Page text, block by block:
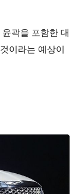
곽을 포함한 대
이라는 예상이